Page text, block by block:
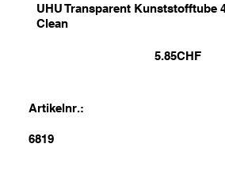
UHU Transparent Kunststofftube
Clean
5.85CHF
Artikelnr.:
6819